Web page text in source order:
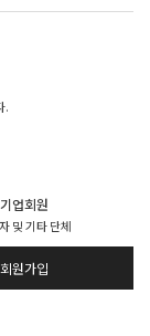
.
기업회원
및 기타 단체
회원가입